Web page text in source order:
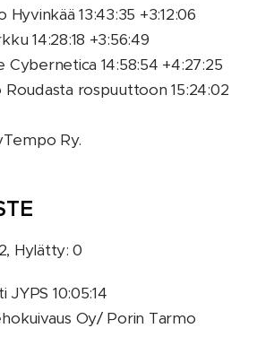
Hyvinkää 13:43:35 +3:12:06
14:28:18 +3:56:49
Cybernetica 14:58:54 +4:27:25
Roudasta rospuuttoon 15:24:02
Ry.
Hylätty: 0
JYPS 10:05:14
Oy/ Porin Tarmo